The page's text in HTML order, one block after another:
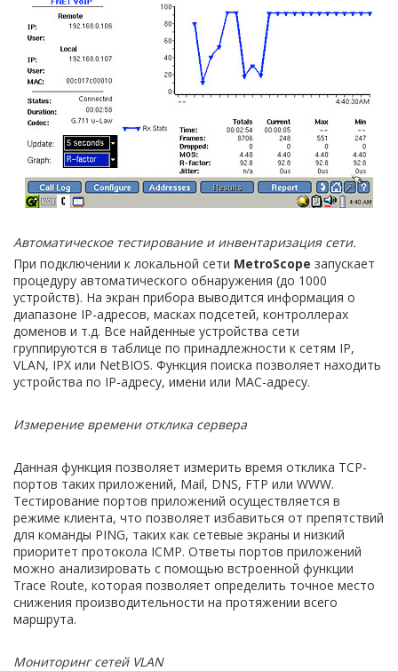
Автоматическое тестирование и инвентаризация сети.
При подключении к локальной сети MetroScope запускает
процедуру автоматического обнаружения (до 1000
устройств). На экран прибора выводится информация о
диапазоне IP-адресов, масках подсетей, контроллерах
доменов и т.д. Все найденные устройства сети
группируются в таблице по принадлежности к сетям IP,
VLAN, IPX или NetBIOS. Функция поиска позволяет находить
устройства по IP-адресу, имени или MAC-адресу.
Измерение времени отклика сервера
Данная функция позволяет измерить время отклика TCP-
портов таких приложений, Mail, DNS, FTP или WWW.
Тестирование портов приложений осуществляется в
режиме клиента, что позволяет избавиться от препятствий
для команды PING, таких как сетевые экраны и низкий
приоритет протокола ICMP. Ответы портов приложений
можно анализировать с помощью встроенной функции
Trace Route, которая позволяет определить точное место
снижения производительности на протяжении всего
маршрута.
Мониторинг сетей VLAN